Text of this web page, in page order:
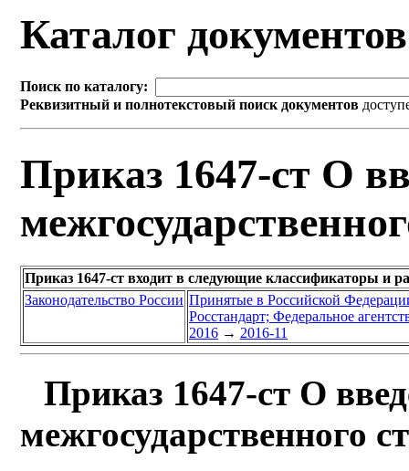
Каталог
Поиск по каталогу:
Реквизитный и полнотекстовый поиск документов
Приказ 1647-ст О
Приказ 1647-ст входит в следующие классификаторы и
Законодательство России Принятые в Российской
Росстандарт; Федеральное
2016 → 2016-11
Приказ 1647-ст О
межгосударственного